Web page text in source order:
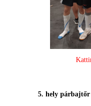
5. hely párbajtőr